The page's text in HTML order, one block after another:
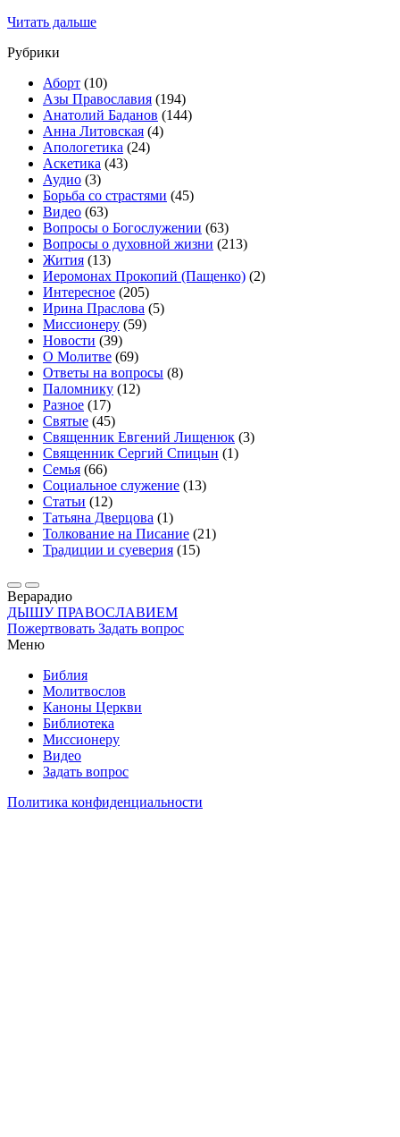
Читать дальше
Рубрики
Аборт (10)
Азы Православия (194)
Анатолий Баданов (144)
Анна Литовская (4)
Апологетика (24)
Аскетика (43)
Аудио (3)
Борьба со страстями (45)
Видео (63)
Вопросы о Богослужении (63)
Вопросы о духовной жизни (213)
Жития (13)
Иеромонах Прокопий (Пащенко) (2)
Интересное (205)
Ирина Праслова (5)
Миссионеру (59)
Новости (39)
О Молитве (69)
Ответы на вопросы (8)
Паломнику (12)
Разное (17)
Святые (45)
Священник Евгений Лищенюк (3)
Священник Сергий Спицын (1)
Семья (66)
Социальное служение (13)
Статьи (12)
Татьяна Дверцова (1)
Толкование на Писание (21)
Традиции и суеверия (15)
Верарадио
ДЫШУ ПРАВОСЛАВИЕМ
Пожертвовать Задать вопрос
Меню
Библия
Молитвослов
Каноны Церкви
Библиотека
Миссионеру
Видео
Задать вопрос
Политика конфиденциальности